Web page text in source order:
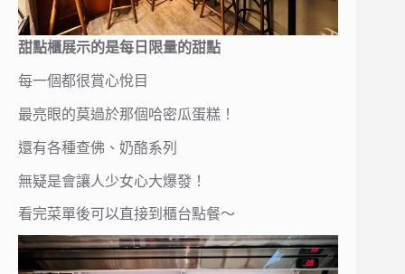
甜點櫃展示的是每日限量的甜點
每一個都很賞心悅目
最亮眼的莫過於那個哈密瓜蛋糕！
還有各種查佛、奶酪系列
無疑是會讓人少女心大爆發！
看完菜單後可以直接到櫃台點餐～